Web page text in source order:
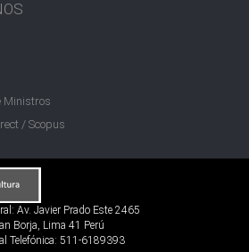
Ministros
/ Scopus
Av. Javier Prado Este 2465
Borja, Lima 41 Perú
Telefónica: 511-6189393